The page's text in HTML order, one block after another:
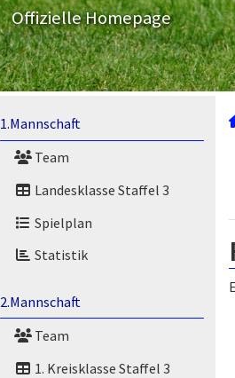
Offizielle Homepage
1.Mannschaft
Team
Landesklasse Staffel 3
Spielplan
Statistik
2.Mannschaft
Team
1. Kreisklasse Staffel 3